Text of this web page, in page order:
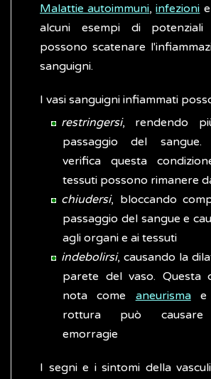
Malattie autoimmuni,infezioni
alcuni esempi di
possono scatenare
sanguigni.
I vasi sanguigni infiammati
restringersi, rendendo
passaggio del
verifica questa
tessuti possono rimanere
chiudersi, bloccando
passaggio del sangue e
agli organi e ai tessuti
indebolirsi, causando la
parete del vaso. Questa
nota come aneurismae
rottura può causare
emorragie
I segni e i sintomi della